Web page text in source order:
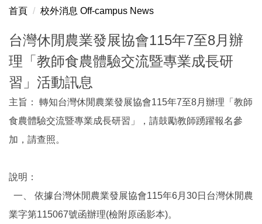
首頁 校外消息 Off-campus News
台灣休閒農業發展協會115年7至8月辦
理「教師食農體驗交流暨專業成長研
習」活動訊息
主旨： 轉知台灣休閒農業發展協會115年7至8月辦理「教師
食農體驗交流暨專業成長研習」，請鼓勵教師踴躍報名參
加，請查照。
說明：
一、 依據台灣休閒農業發展協會115年6月30日台灣休閒農
業字第115067號函辦理(檢附原函影本)。